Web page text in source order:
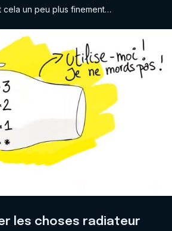
cela un peu plus finement…
les choses radiateur